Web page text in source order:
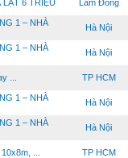
LẠT 6 TRIỆU Lâm Đồng
1 – NHÀ
Hà Nội
1 – NHÀ
Hà Nội
... TP HCM
1 – NHÀ
Hà Nội
1 – NHÀ
Hà Nội
... TP HCM